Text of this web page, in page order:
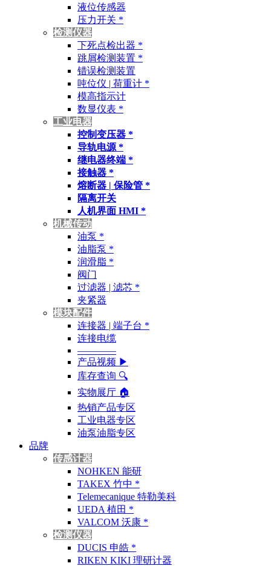
液位传感器
压力开关 *
检测仪器
下死点检出器 *
跳屑检测装置 *
错误检测装置
吨位仪 | 荷重计 *
模高指示计
数显仪表 *
工业电器
控制变压器 *
导轨电源 *
继电器终端 *
接触器 *
熔断器 | 保险管 *
隔离开关
人机界面 HMI *
机械传动
油泵 *
油脂泵 *
润滑脂 *
阀门
过滤器 | 滤芯 *
夹紧器
模块配件
连接器 | 端子台 *
连接电缆
————
产品视频 ▶
库存查询 🔍︎
实物展厅 🏠︎
热销产品专区
工业电器专区
油泵油脂专区
品牌
传感计器
NOHKEN 能研
TAKEX 竹中 *
Telemecanique 特勒美科
UEDA 植田 *
VALCOM 沃康 *
检测仪器
DUCIS 申皓 *
RIKEN KIKI 理研计器